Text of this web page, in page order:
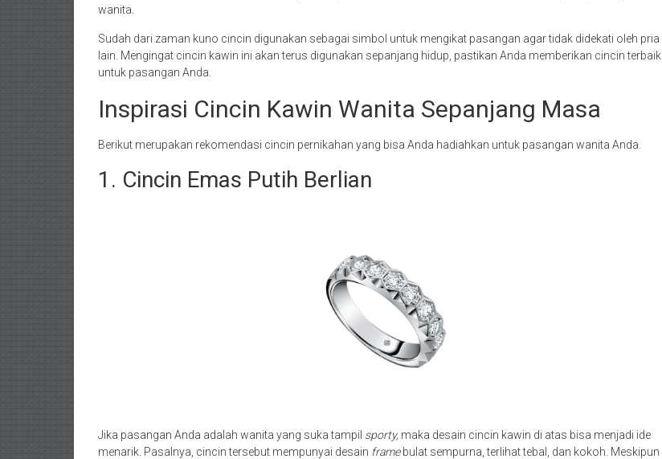
wanita.
Sudah dari zaman kuno cincin digunakan sebagai simbol untuk mengikat pasangan agar tidak didekati oleh pria
lain. Mengingat cincin kawin ini akan terus digunakan sepanjang hidup, pastikan Anda memberikan cincin terbaik
untuk pasangan Anda.
Inspirasi Cincin Kawin Wanita Sepanjang Masa
Berikut merupakan rekomendasi cincin pernikahan yang bisa Anda hadiahkan untuk pasangan wanita Anda.
1. Cincin Emas Putih Berlian
Jika pasangan Anda adalah wanita yang suka tampil sporty, maka desain cincin kawin di atas bisa menjadi ide
menarik. Pasalnya, cincin tersebut mempunyai desain framebulat sempurna, terlihat tebal, dan kokoh. Meskipun